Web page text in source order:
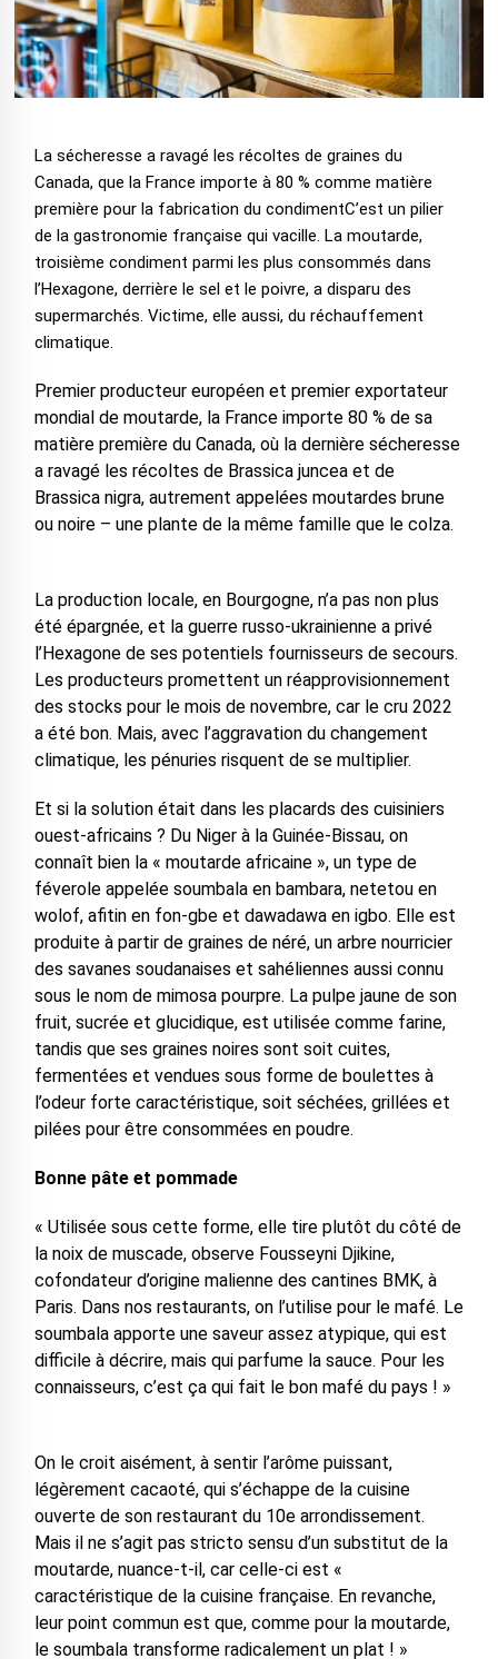
La sécheresse a ravagé les récoltes de graines du
Canada, que la France importe à 80 % comme matière
première pour la fabrication du condimentC’est un pilier
de la gastronomie française qui vacille. La moutarde,
troisième condiment parmi les plus consommés dans
l’Hexagone, derrière le sel et le poivre, a disparu des
supermarchés. Victime, elle aussi, du réchauffement
climatique.
Premier producteur européen et premier exportateur
mondial de moutarde, la France importe 80 % de sa
matière première du Canada, où la dernière sécheresse
a ravagé les récoltes de Brassica juncea et de
Brassica nigra, autrement appelées moutardes brune
ou noire – une plante de la même famille que le colza.
La production locale, en Bourgogne, n’a pas non plus
été épargnée, et la guerre russo-ukrainienne a privé
l’Hexagone de ses potentiels fournisseurs de secours.
Les producteurs promettent un réapprovisionnement
des stocks pour le mois de novembre, car le cru 2022
a été bon. Mais, avec l’aggravation du changement
climatique, les pénuries risquent de se multiplier.
Et si la solution était dans les placards des cuisiniers
ouest-africains ? Du Niger à la Guinée-Bissau, on
connaît bien la « moutarde africaine », un type de
féverole appelée soumbala en bambara, netetou en
wolof, afitin en fon-gbe et dawadawa en igbo. Elle est
produite à partir de graines de néré, un arbre nourricier
des savanes soudanaises et sahéliennes aussi connu
sous le nom de mimosa pourpre. La pulpe jaune de son
fruit, sucrée et glucidique, est utilisée comme farine,
tandis que ses graines noires sont soit cuites,
fermentées et vendues sous forme de boulettes à
l’odeur forte caractéristique, soit séchées, grillées et
pilées pour être consommées en poudre.
Bonne pâte et pommade
« Utilisée sous cette forme, elle tire plutôt du côté de
la noix de muscade, observe Fousseyni Djikine,
cofondateur d’origine malienne des cantines BMK, à
Paris. Dans nos restaurants, on l’utilise pour le mafé. Le
soumbala apporte une saveur assez atypique, qui est
difficile à décrire, mais qui parfume la sauce. Pour les
connaisseurs, c’est ça qui fait le bon mafé du pays ! »
On le croit aisément, à sentir l’arôme puissant,
légèrement cacaoté, qui s’échappe de la cuisine
ouverte de son restaurant du 10e arrondissement.
Mais il ne s’agit pas stricto sensu d’un substitut de la
moutarde, nuance-t-il, car celle-ci est «
caractéristique de la cuisine française. En revanche,
leur point commun est que, comme pour la moutarde,
le soumbala transforme radicalement un plat ! »